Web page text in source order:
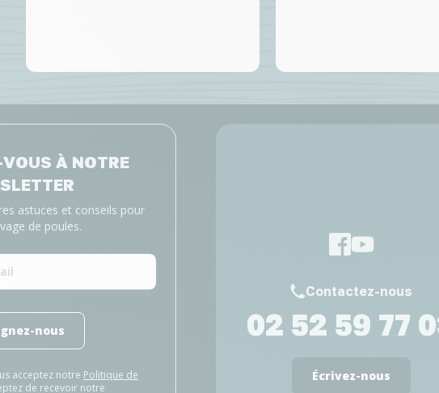
À NOTRE
astuces et conseils pour
de poules.
nous
acceptez notre Politique de
de recevoir notre
Contactez-nous
02 52 59 77
Écrivez-nous